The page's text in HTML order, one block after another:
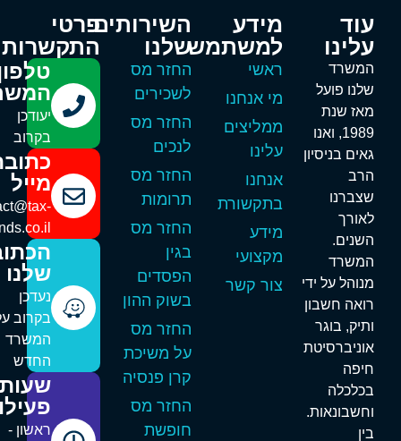
פועל
שנת
1989, ואנו
בניסיון
על ידי
חשבון
בוגר
מידע
למשתמש
ראשי
מי אנחנו
ממליצים
עלינו
אנחנו
בתקשורת
מקצועי
צור קשר
השירותים
שלנו
החזר מס
לשכירים
החזר מס
לנכים
החזר מס
תרומות
החזר מס
הפסדים
בשוק ההון
החזר מס
על משיכת
קרן פנסיה
החזר מס
חופשת
פרטי
התקשרות
טלפון
המשרד
יעודכן
בקרוב
כתובת
מייל
contact@tax-
refunds.co.il
הכתובת
שלנו
נעדכן
בקרוב על
המשרד
החדש
שעות
פעילות
ראשון -